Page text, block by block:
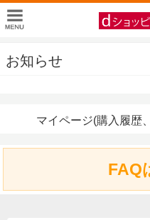
お知らせ
マイページ(購入履歴
FAQ